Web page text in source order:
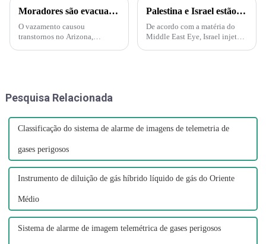
Moradores são evacuados após vazamento de ácido nítrico no Arizona – Mas o que é esse ácido?
O vazamento causou
transtornos no Arizona,
produz nitrogênio...
Palestina e Israel estão iniciando uma guerra biológica e química. A Força Delta aparece e injeta gás nervoso em túneis subterrâneos em Gaza!
De acordo com a matéria do
Middle East Eye, Israel injetará
Pesquisa Relacionada
Classificação do sistema de alarme de imagens de telemetria de
gases perigosos
Instrumento de diluição de gás híbrido líquido de gás do Oriente
Médio
Sistema de alarme de imagem telemétrica de gases perigosos